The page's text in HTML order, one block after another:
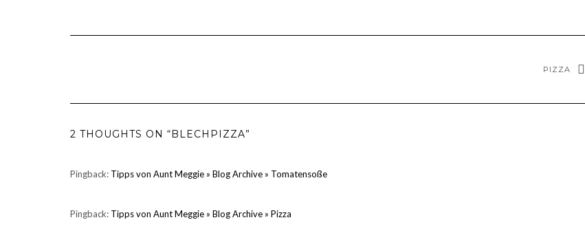
PIZZA
2 THOUGHTS ON “BLECHPIZZA”
Pingback: Tipps von Aunt Meggie » Blog Archive » Tomatensoße
Pingback: Tipps von Aunt Meggie » Blog Archive » Pizza